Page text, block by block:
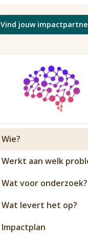
Vind jouw
Wie?
Werkt aan welk
Wat voor onderzoek?
Wat levert het op?
Impactplan